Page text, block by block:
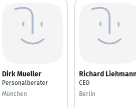
Dirk Mueller
Personalberater
München
Richard
CEO
Berlin